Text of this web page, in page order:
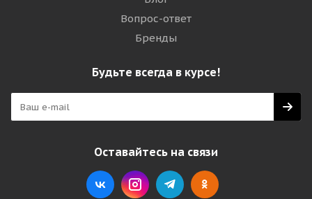
Вопрос-ответ
Бренды
Будьте всегда в курсе!
Оставайтесь на связи